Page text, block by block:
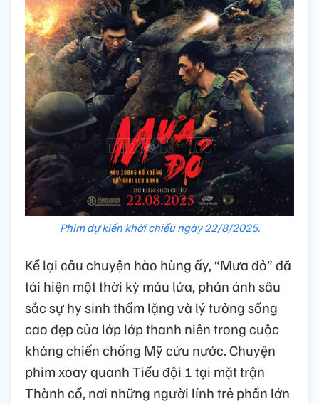
Phim dự kiến khởi chiếu ngày 22/8/2025.
Kể lại câu chuyện hào hùng ấy, “Mưa đỏ” đã
tái hiện một thời kỳ máu lửa, phản ánh sâu
sắc sự hy sinh thầm lặng và lý tưởng sống
cao đẹp của lớp lớp thanh niên trong cuộc
kháng chiến chống Mỹ cứu nước. Chuyện
phim xoay quanh Tiểu đội 1 tại mặt trận
Thành cổ, nơi những người lính trẻ phần lớn